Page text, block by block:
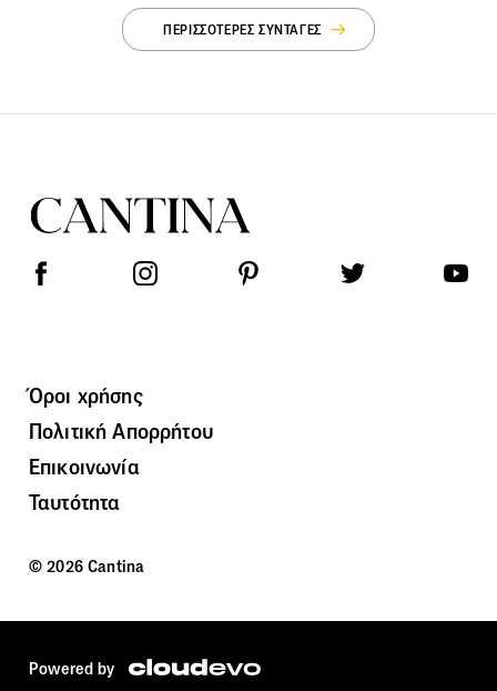
ΠΕΡΙΣΣΟΤΕΡΕΣ ΣΥΝΤΑΓΕΣ
Όροι χρήσης
Πολιτική Απορρήτου
Επικοινωνία
Ταυτότητα
© 2026 Cantina
Powered by